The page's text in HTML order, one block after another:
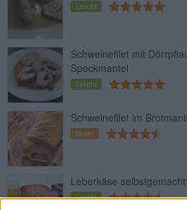
Leicht
Schweinefilet mit
Speckmantel
Leicht
Schweinefilet im
Mittel
Leberkäse selbstgemacht
Leicht